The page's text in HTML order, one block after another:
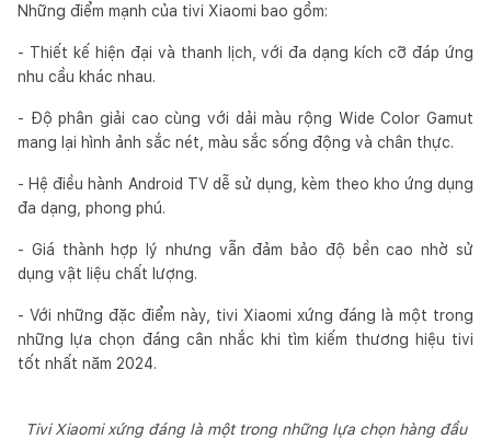
Những điểm mạnh của tivi Xiaomi bao gồm:
- Thiết kế hiện đại và thanh lịch, với đa dạng kích cỡ đáp ứng
nhu cầu khác nhau.
- Độ phân giải cao cùng với dải màu rộng Wide Color Gamut
mang lại hình ảnh sắc nét, màu sắc sống động và chân thực.
- Hệ điều hành Android TV dễ sử dụng, kèm theo kho ứng dụng
đa dạng, phong phú.
- Giá thành hợp lý nhưng vẫn đảm bảo độ bền cao nhờ sử
dụng vật liệu chất lượng.
- Với những đặc điểm này, tivi Xiaomi xứng đáng là một trong
những lựa chọn đáng cân nhắc khi tìm kiếm thương hiệu tivi
tốt nhất năm 2024.
Tivi Xiaomi xứng đáng là một trong những lựa chọn hàng đầu